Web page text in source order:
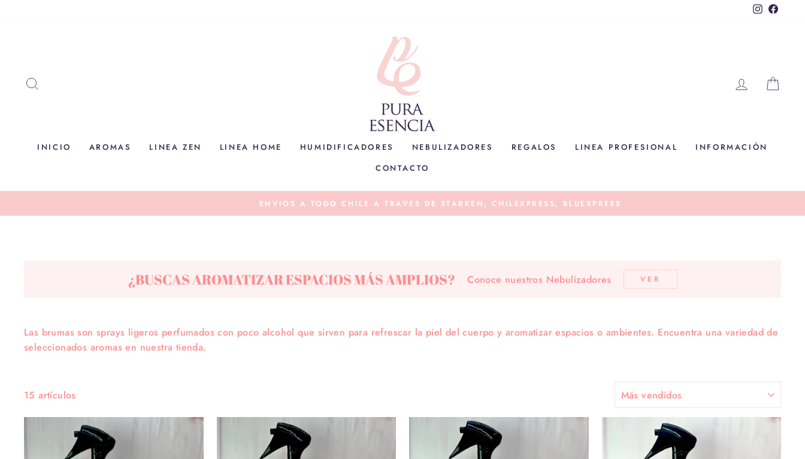
Instagram
INGRESAR
INICIO AROMAS LINEA ZEN LINEA HOME HUMIDIFICADORES NEBULIZADORES REGALOS LINEA PROFESIONAL
INFORMACIÓN
CONTACTO
diapositivas
ENVIOS A TODO CHILE A TRAVES DE STARKEN, CHILEXPRESS, BLUEXPRESS
¿BUSCAS AROMATIZAR ESPACIOS MÁS AMPLIOS? Conoce nuestros Nebulizadores VER
Las brumas son sprays ligeros perfumados con poco alcohol que sirven para refrescar la piel del cuerpo y aromatizar espacios o ambientes. Encuentra una variedad de
seleccionados aromas en nuestra tienda.
15 artículos